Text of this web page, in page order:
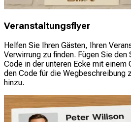
Veranstaltungsflyer
Helfen Sie Ihren Gästen, Ihren
Verwirrung zu finden. Fügen Sie den
Code in der unteren Ecke mit einem
den Code für die Wegbeschreibung
hinzu.